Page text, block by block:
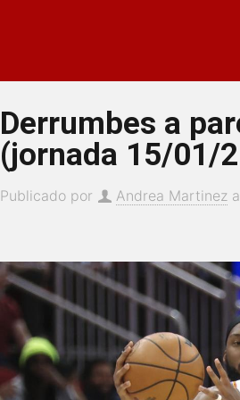
Derrumbes a
(jornada 15/01/
Publicado por Andrea Martinez